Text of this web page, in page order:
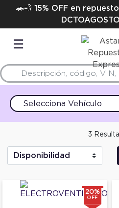
🚗💨 15% OFF en
☰
Selecciona Vehículo
3
20%
OFF